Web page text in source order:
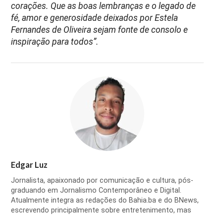
corações. Que as boas lembranças e o legado de
fé, amor e generosidade deixados por Estela
Fernandes de Oliveira sejam fonte de consolo e
inspiração para todos”.
Edgar Luz
Jornalista, apaixonado por comunicação e cultura, pós-
graduando em Jornalismo Contemporâneo e Digital.
Atualmente integra as redações do Bahia.ba e do BNews,
escrevendo principalmente sobre entretenimento, mas